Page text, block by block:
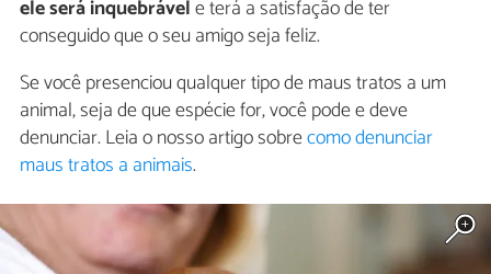
ele será inquebrávele terá a satisfação de ter
conseguido que o seu amigo seja feliz.
Se você presenciou qualquer tipo de maus tratos a um
animal, seja de que espécie for, você pode e deve
denunciar. Leia o nosso artigo sobrecomo denunciar
maus tratos a animais.